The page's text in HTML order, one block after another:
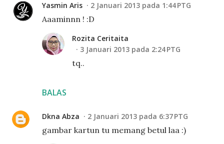
Yasmin Aris 2 Januari 2013 pada 1:44 PTG
Aaaminnn ! :D
BALAS
Rozita Ceritaita
3 Januari 2013 pada 2:24 PTG
tq..
Dkna Abza 2 Januari 2013 pada 6:37 PTG
gambar kartun tu memang betul laa :)